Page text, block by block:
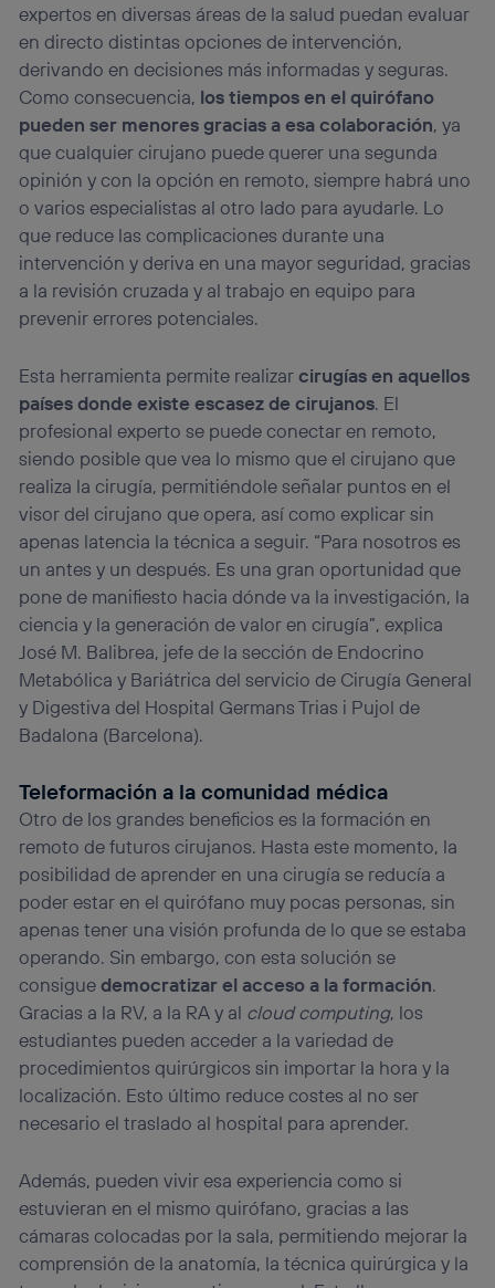
expertos en diversas áreas de la salud puedan evaluar
en directo distintas opciones de intervención,
derivando en decisiones más informadas y seguras.
Como consecuencia, los tiempos en el quirófano
pueden ser menores gracias a esa colaboración, ya
que cualquier cirujano puede querer una segunda
opinión y con la opción en remoto, siempre habrá uno
o varios especialistas al otro lado para ayudarle. Lo
que reduce las complicaciones durante una
intervención y deriva en una mayor seguridad, gracias
a la revisión cruzada y al trabajo en equipo para
prevenir errores potenciales.
Esta herramienta permite realizarcirugías en aquellos
países donde existe escasez de cirujanos. El
profesional experto se puede conectar en remoto,
siendo posible que vea lo mismo que el cirujano que
realiza la cirugía, permitiéndole señalar puntos en el
visor del cirujano que opera, así como explicar sin
apenas latencia la técnica a seguir. “Para nosotros es
un antes y un después. Es una gran oportunidad que
pone de manifiesto hacia dónde va la investigación, la
ciencia y la generación de valor en cirugía”, explica
José M. Balibrea, jefe de la sección de Endocrino
Metabólica y Bariátrica del servicio de Cirugía General
y Digestiva del Hospital Germans Trias i Pujol de
Badalona (Barcelona).
Teleformación a la comunidad médica
Otro de los grandes beneficios es la formación en
remoto de futuros cirujanos. Hasta este momento, la
posibilidad de aprender en una cirugía se reducía a
poder estar en el quirófano muy pocas personas, sin
apenas tener una visión profunda de lo que se estaba
operando. Sin embargo, con esta solución se
consiguedemocratizar el acceso a la formación.
Gracias a la RV, a la RA y al cloud computing, los
estudiantes pueden acceder a la variedad de
procedimientos quirúrgicos sin importar la hora y la
localización. Esto último reduce costes al no ser
necesario el traslado al hospital para aprender.
Además, pueden vivir esa experiencia como si
estuvieran en el mismo quirófano, gracias a las
cámaras colocadas por la sala, permitiendo mejorar la
comprensión de la anatomía, la técnica quirúrgica y la